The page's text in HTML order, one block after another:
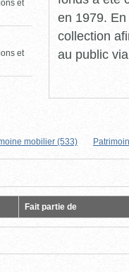
et
et
en 1979.
collection
au public
mobilier (533)
Fait partie de